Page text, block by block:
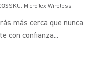
SKU: Microflex Wireless
más cerca que nunca
con confianza...